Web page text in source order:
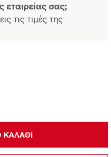
εταιρείας σας;
τις τιμές της